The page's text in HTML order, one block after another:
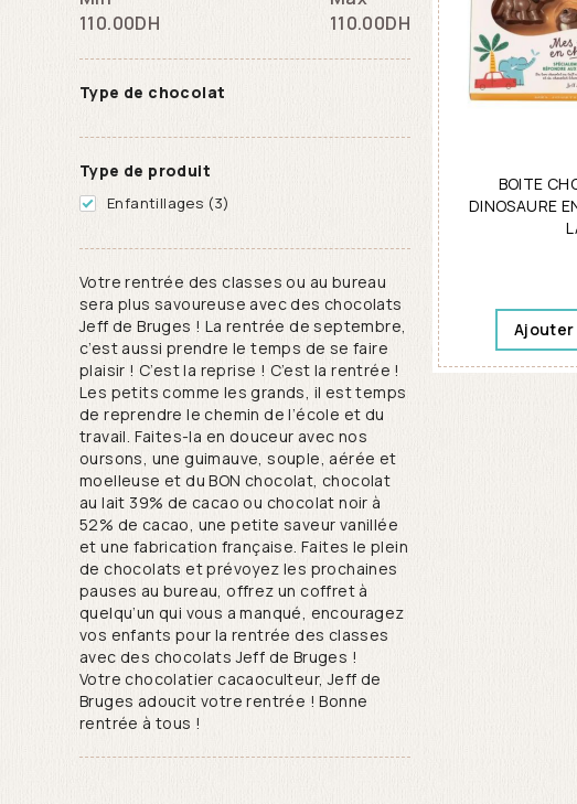
110.00DH
110.00DH
Type de chocolat
Type de produit
Enfantillages (3)
Votre rentrée des classes ou au bureau
sera plus savoureuse avec des chocolats
Jeff de Bruges ! La rentrée de septembre,
c’est aussi prendre le temps de se faire
plaisir ! C’est la reprise ! C’est la rentrée !
Les petits comme les grands, il est temps
de reprendre le chemin de l’école et du
travail. Faites-la en douceur avec nos
oursons, une guimauve, souple, aérée et
moelleuse et du BON chocolat, chocolat
au lait 39% de cacao ou chocolat noir à
52% de cacao, une petite saveur vanillée
et une fabrication française. Faites le plein
de chocolats et prévoyez les prochaines
pauses au bureau, offrez un coffret à
quelqu’un qui vous a manqué, encouragez
vos enfants pour la rentrée des classes
avec des chocolats Jeff de Bruges !
Votre chocolatier cacaoculteur, Jeff de
Bruges adoucit votre rentrée ! Bonne
rentrée à tous !
BOITE
DINOSAURE
Ajouter